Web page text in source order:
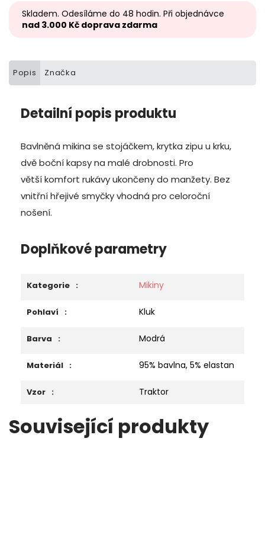
Skladem. Odesíláme do 48 hodin. Při objednávce
nad 3.000 Kč doprava zdarma
Popis Značka
Detailní popis produktu
Bavlněná mikina se stojáčkem, krytka zipu u krku,
dvě boční kapsy na malé drobnosti. Pro
větší komfort rukávy ukončeny do manžety. Bez
vnitřní hřejivé smyčky vhodná pro celoroční
nošení.
Doplňkové parametry
Kategorie : Mikiny
Pohlaví : Kluk
Barva : Modrá
Materiál : 95% bavlna, 5% elastan
Vzor : Traktor
Související produkty